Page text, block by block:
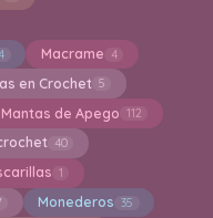
4 Macrame 4
en Crochet 5
Mantas de Apego 112
40
1
Monederos 35